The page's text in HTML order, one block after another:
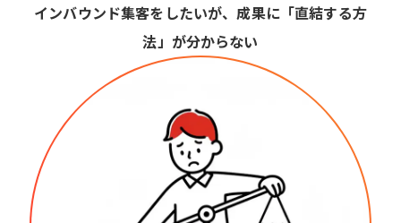
インバウンド集客をしたいが、成果に「直結する方
法」が分からない